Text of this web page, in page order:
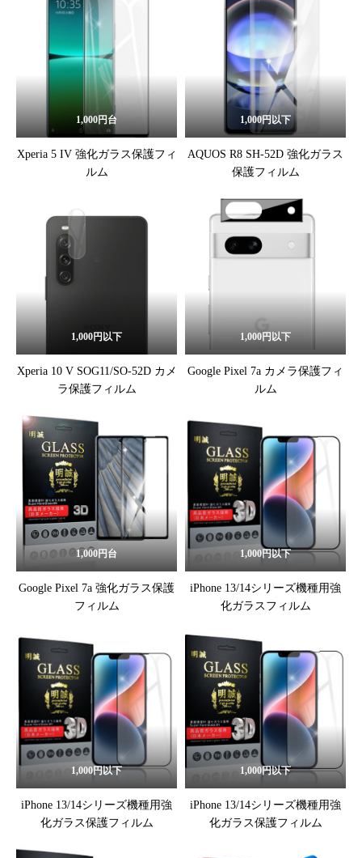
1,000円台
Xperia 5 IV 強化ガラス保護フィ
ルム
1,000円以下
AQUOS R8 SH-52D 強化ガラス
保護フィルム
1,000円以下
Xperia 10 V SOG11/SO-52D カメ
ラ保護フィルム
1,000円以下
Google Pixel 7a カメラ保護フィ
ルム
1,000円台
Google Pixel 7a 強化ガラス保護
フィルム
1,000円以下
iPhone 13/14シリーズ機種用強
化ガラスフィルム
1,000円以下
iPhone 13/14シリーズ機種用強
化ガラス保護フィルム
1,000円以下
iPhone 13/14シリーズ機種用強
化ガラス保護フィルム